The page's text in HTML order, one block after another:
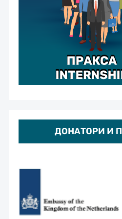
ДОНАТОРИ И